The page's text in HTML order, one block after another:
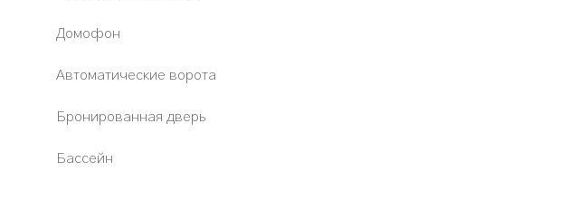
Домофон
Автоматические ворота
Бронированная дверь
Бассейн